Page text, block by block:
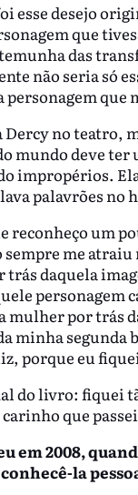
esse desejo
que
das
não seria só
personagem
Dercy no teatro,
mundo deve ter
impropérios.
palavrões no
um
me
trás daquela
personagem
mulher por trás
minha
porque eu
do livro: fiquei
que
em 2008,
la